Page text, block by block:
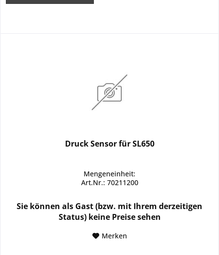
Druck Sensor für SL650
Mengeneinheit:
Art.Nr.: 70211200
Sie können als Gast (bzw. mit Ihrem derzeitigen
Status) keine Preise sehen
Merken